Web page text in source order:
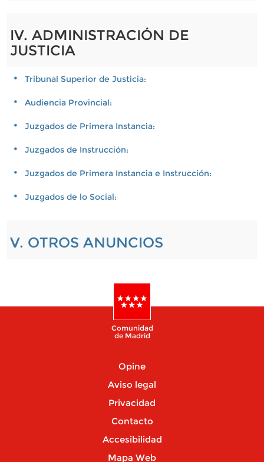
IV. ADMINISTRACIÓN DE
JUSTICIA
Tribunal Superior de Justicia:
Audiencia Provincial:
Juzgados de Primera Instancia:
Juzgados de Instrucción:
Juzgados de Primera Instancia e Instrucción:
Juzgados de lo Social:
V. OTROS ANUNCIOS
Comunidad
de Madrid
Opine
Aviso legal
Privacidad
Contacto
Accesibilidad
Mapa Web